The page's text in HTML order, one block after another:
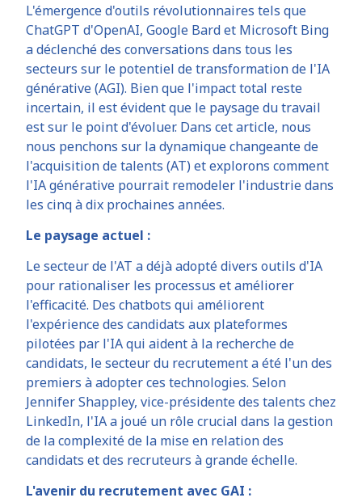
L'émergence d'outils révolutionnaires tels que
ChatGPT d'OpenAI, Google Bard et Microsoft Bing
a déclenché des conversations dans tous les
secteurs sur le potentiel de transformation de l'IA
générative (AGI). Bien que l'impact total reste
incertain, il est évident que le paysage du travail
est sur le point d'évoluer. Dans cet article, nous
nous penchons sur la dynamique changeante de
l'acquisition de talents (AT) et explorons comment
l'IA générative pourrait remodeler l'industrie dans
les cinq à dix prochaines années.
Le paysage actuel :
Le secteur de l'AT a déjà adopté divers outils d'IA
pour rationaliser les processus et améliorer
l'efficacité. Des chatbots qui améliorent
l'expérience des candidats aux plateformes
pilotées par l'IA qui aident à la recherche de
candidats, le secteur du recrutement a été l'un des
premiers à adopter ces technologies. Selon
Jennifer Shappley, vice-présidente des talents chez
LinkedIn, l'IA a joué un rôle crucial dans la gestion
de la complexité de la mise en relation des
candidats et des recruteurs à grande échelle.
L'avenir du recrutement avec GAI :